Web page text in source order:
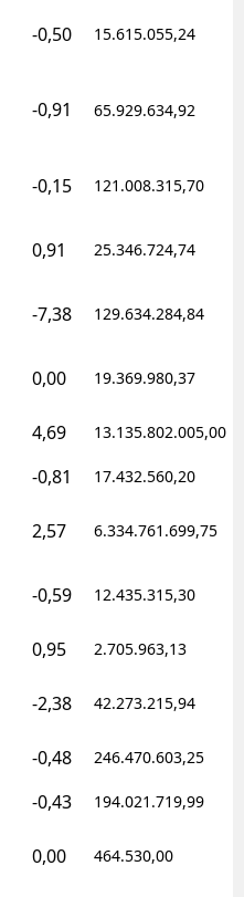
-0,50 15.615.055,24
-0,91 65.929.634,92
-0,15 121.008.315,70
0,91 25.346.724,74
-7,38 129.634.284,84
0,00 19.369.980,37
4,69 13.135.802.005,00
-0,81 17.432.560,20
2,57 6.334.761.699,75
-0,59 12.435.315,30
0,95 2.705.963,13
-2,38 42.273.215,94
-0,48 246.470.603,25
-0,43 194.021.719,99
0,00 464.530,00